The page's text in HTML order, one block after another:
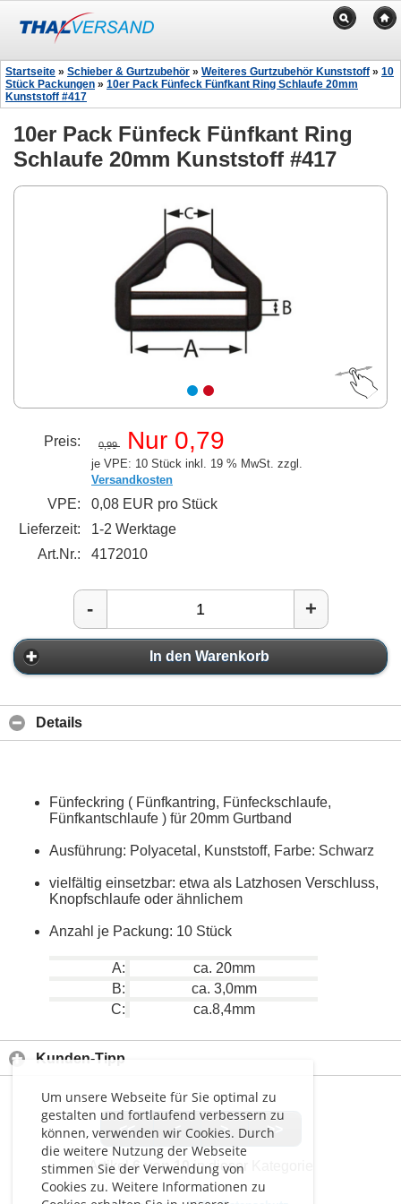
Um unsere Webseite für Sie optimal zu
gestalten und fortlaufend verbessern zu
können, verwenden wir Cookies. Durch
die weitere Nutzung der Webseite
stimmen Sie der Verwendung von
Cookies zu. Weitere Informationen zu
Startseite » Schieber & Gurtzubehör » Weiteres Gurtzubehör Kunststoff » 10
Stück Packungen » 10er Pack Fünfeck Fünfkant Ring Schlaufe 20mm
Kunststoff #417
10er Pack Fünfeck Fünfkant Ring
Schlaufe 20mm Kunststoff #417
Preis: 0,99 Nur 0,79
je VPE: 10 Stück inkl. 19 % MwSt. zzgl.
Versandkosten
VPE:
0,08 EUR pro Stück
Lieferzeit:
1-2 Werktage
Art.Nr.:
4172010
- +
In den Warenkorb
Details
Fünfeckring ( Fünfkantring, Fünfeckschlaufe,
Fünfkantschlaufe ) für 20mm Gurtband
Ausführung: Polyacetal, Kunststoff, Farbe: Schwarz
vielfältig einsetzbar: etwa als Latzhosen Verschluss,
Knopfschlaufe oder ähnlichem
Anzahl je Packung: 10 Stück
A:
ca. 20mm
B:
ca. 3,0mm
C:
ca.8,4mm
Kunden-Tipp
<< < > >>
Artikel6 von 10in dieser Kategorie